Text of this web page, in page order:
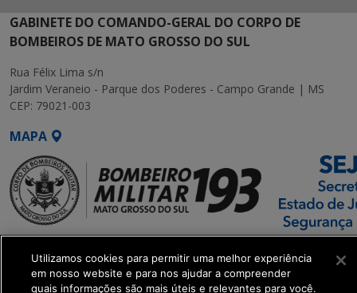
GABINETE DO COMANDO-GERAL DO CORPO DE
BOMBEIROS DE MATO GROSSO DO SUL
Rua Félix Lima s/n
Jardim Veraneio - Parque dos Poderes - Campo Grande | MS
CEP: 79021-003
MAPA
SETDIG | Secretaria-
Executiva de
Transformação Digital
Utilizamos cookies para permitir uma melhor experiência
em nosso website e para nos ajudar a compreender
quais informações são mais úteis e relevantes para você.